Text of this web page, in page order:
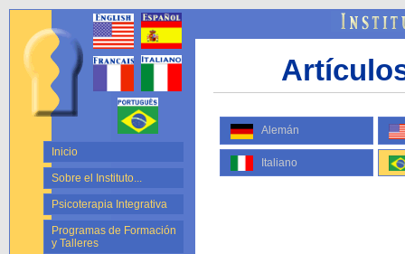
Inicio
Sobre el Instituto...
Psicoterapia Integrativa
Programas de Formación
y Talleres
Alemán
Italiano